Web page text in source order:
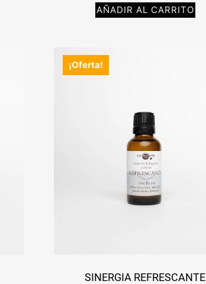
AÑADIR AL CARRITO
¡Oferta!
SINERGIA REFRESCANTE